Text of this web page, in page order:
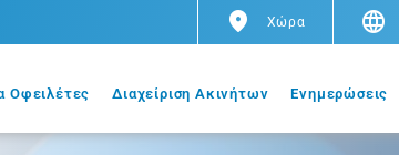
Χώρα
Οφειλέτες Διαχείριση Ακινήτων Ενημερώσεις